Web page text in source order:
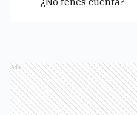
Ads